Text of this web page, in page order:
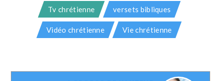
Tv chrétienne versets bibliques
Vidéo chrétienne Vie chrétienne